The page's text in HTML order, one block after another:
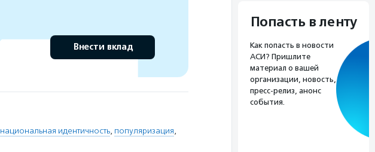
Внести вклад
национальная идентичность, популяризация,
Попасть в ленту
Как попасть в новости
АСИ? Пришлите
материал о вашей
организации, новость,
пресс-релиз, анонс
события.